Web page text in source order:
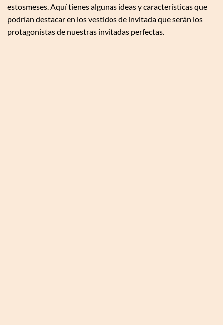
estosmeses. Aquí tienes algunas ideas y características que
podrían destacar en los vestidos de invitada que serán los
protagonistas de nuestras invitadas perfectas.